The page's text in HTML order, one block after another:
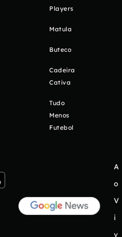
Players
Matula
Buteco
Cadeira
Cativa
Tudo
Menos
Futebol
A
o
V
i
v